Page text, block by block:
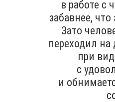
в работе с
забавнее,
Зато
переходил на
при
с
и